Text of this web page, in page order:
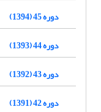
دوره 45 (1394)
دوره 44 (1393)
دوره 43 (1392)
دوره 42 (1391)